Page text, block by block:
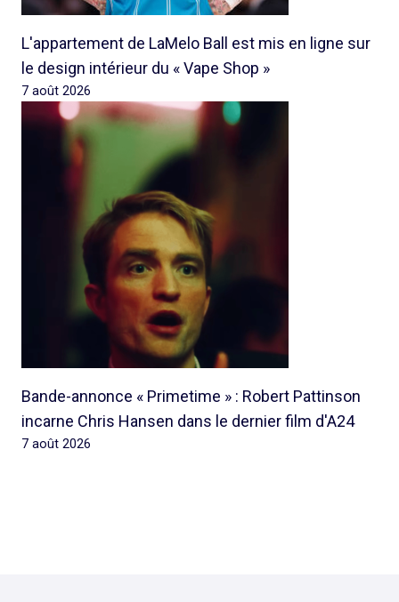
L'appartement de LaMelo Ball est mis en ligne sur
le design intérieur du « Vape Shop »
7 août 2026
Bande-annonce « Primetime » : Robert Pattinson
incarne Chris Hansen dans le dernier film d'A24
7 août 2026